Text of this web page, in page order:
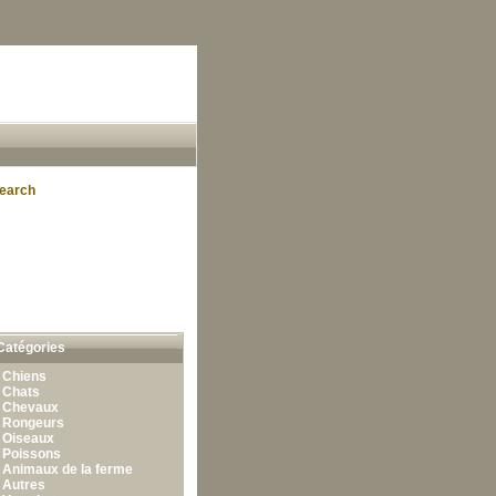
Chiens
Chats
Chevaux
Rongeurs
Oiseaux
Poissons
Animaux de la ferme
Autres